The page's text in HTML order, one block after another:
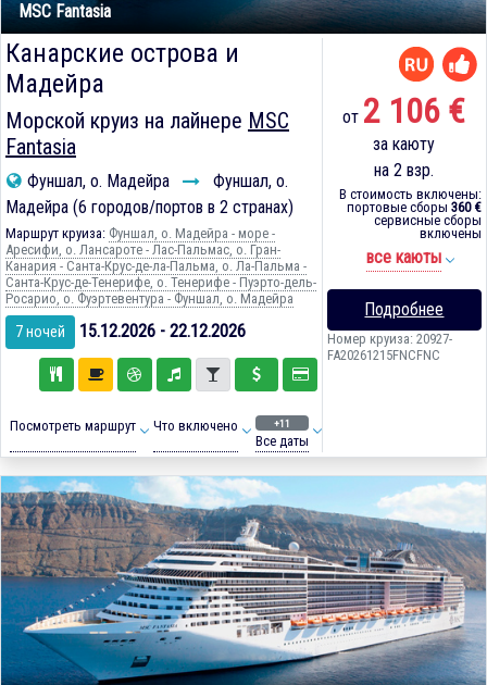
MSC Fantasia
Канарские острова и
Мадейра
Морской круиз на лайнере MSC
Fantasia
Фуншал, о. Мадейра
Фуншал, о.
Мадейра (6 городов/портов в 2 странах)
Маршрут круиза: Фуншал, о. Мадейра - море -
Аресифи, о. Лансароте - Лас-Пальмас, о. Гран-
Канария - Санта-Крус-де-ла-Пальма, о. Ла-Пальма -
Санта-Крус-де-Тенерифе, о. Тенерифе - Пуэрто-дель-
Росарио, о. Фуэртевентура - Фуншал, о. Мадейра
7 ночей 15.12.2026 - 22.12.2026
Посмотреть маршрут Что включено +11
Все даты
от 2 106 €
за каюту
на 2 взр.
В стоимость включены:
портовые сборы 360 €
сервисные сборы
включены
все каюты
Подробнее
Номер круиза: 20927-
FA20261215FNCFNC